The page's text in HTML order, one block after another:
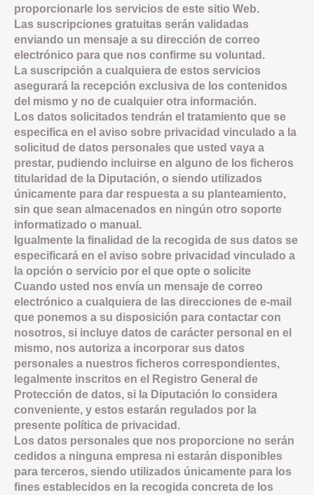
proporcionarle los servicios de este sitio Web.
Las suscripciones gratuitas serán validadas
enviando un mensaje a su dirección de correo
electrónico para que nos confirme su voluntad.
La suscripción a cualquiera de estos servicios
asegurará la recepción exclusiva de los contenidos
del mismo y no de cualquier otra información.
Los datos solicitados tendrán el tratamiento que se
especifica en el aviso sobre privacidad vinculado a la
solicitud de datos personales que usted vaya a
prestar, pudiendo incluirse en alguno de los ficheros
titularidad de la Diputación, o siendo utilizados
únicamente para dar respuesta a su planteamiento,
sin que sean almacenados en ningún otro soporte
informatizado o manual.
Igualmente la finalidad de la recogida de sus datos se
especificará en el aviso sobre privacidad vinculado a
la opción o servicio por el que opte o solicite
Cuando usted nos envía un mensaje de correo
electrónico a cualquiera de las direcciones de e-mail
que ponemos a su disposición para contactar con
nosotros, si incluye datos de carácter personal en el
mismo, nos autoriza a incorporar sus datos
personales a nuestros ficheros correspondientes,
legalmente inscritos en el Registro General de
Protección de datos, si la Diputación lo considera
conveniente, y estos estarán regulados por la
presente política de privacidad.
Los datos personales que nos proporcione no serán
cedidos a ninguna empresa ni estarán disponibles
para terceros, siendo utilizados únicamente para los
fines establecidos en la recogida concreta de los